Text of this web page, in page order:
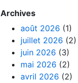
Archives
août 2026 (1)
juillet 2026 (2)
juin 2026 (3)
mai 2026 (2)
avril 2026 (2)